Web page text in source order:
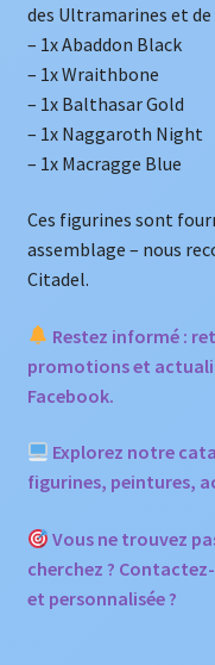
des Ultramarines et
– 1x Abaddon Black
– 1x Wraithbone
– 1x Balthasar Gold
– 1x Naggaroth Night
– 1x Macragge Blue
Ces figurines sont
assemblage – nous
Citadel.
Restez informé :
promotions et
Facebook.
Explorez notre
figurines, peintures,
Vous ne trouvez
cherchez ?
et personnalisée ?